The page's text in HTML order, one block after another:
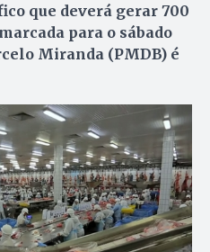
que deverá gerar 700
para o sábado
Miranda (PMDB) é